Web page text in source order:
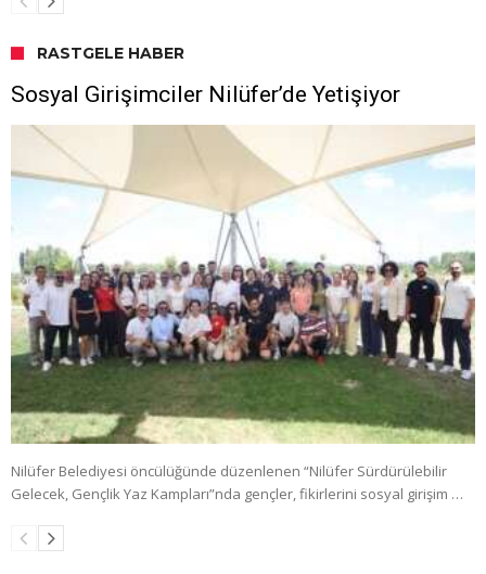
RASTGELE HABER
Sosyal Girişimciler Nilüfer’de Yetişiyor
Nilüfer Belediyesi öncülüğünde düzenlenen “Nilüfer Sürdürülebilir
Gelecek, Gençlik Yaz Kampları”nda gençler, fikirlerini sosyal girişim …